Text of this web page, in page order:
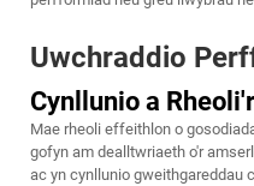
Uwchraddio
Cynllunio a
Mae rheoli effeithlon o
gofyn am dealltwriaeth o'r
ac yn cynllunio gweithgareddau